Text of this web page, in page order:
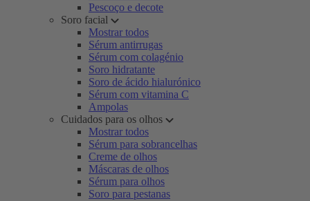
Pescoço e decote
Soro facial
Mostrar todos
Sérum antirrugas
Sérum com colagénio
Soro hidratante
Soro de ácido hialurónico
Sérum com vitamina C
Ampolas
Cuidados para os olhos
Mostrar todos
Sérum para sobrancelhas
Creme de olhos
Máscaras de olhos
Sérum para olhos
Soro para pestanas